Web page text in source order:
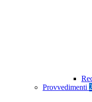
Provvedimenti